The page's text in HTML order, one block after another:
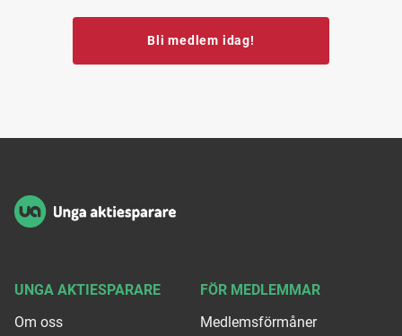
Bli medlem idag!
UNGA AKTIESPARARE
Om oss
FÖR MEDLEMMAR
Medlemsförmåner